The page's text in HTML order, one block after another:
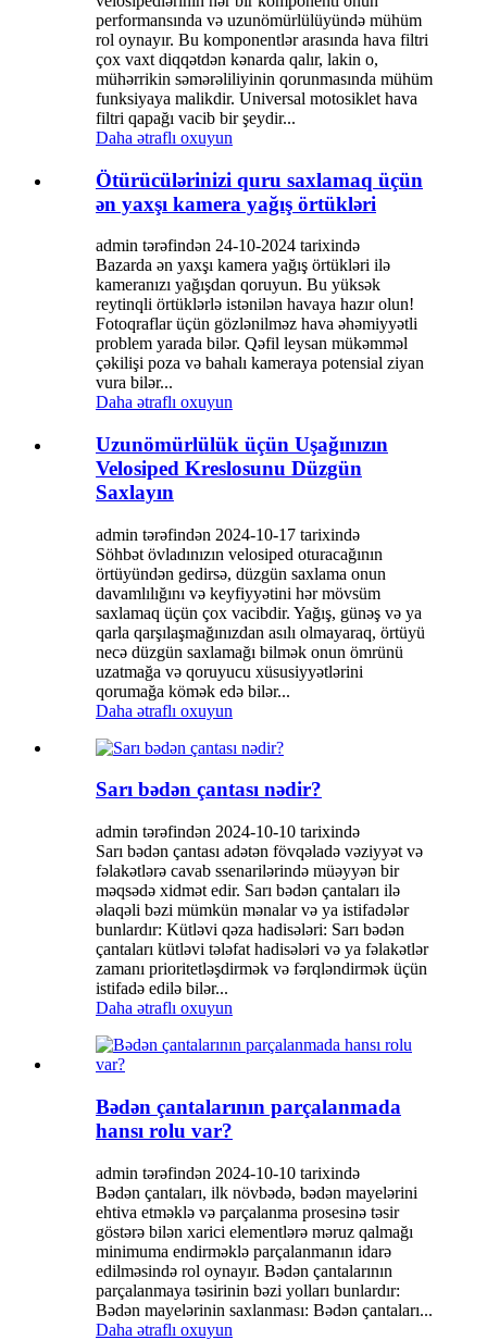
performansında və uzunömürlülüyündə mühüm
rol oynayır. Bu komponentlər arasında hava filtri
çox vaxt diqqətdən kənarda qalır, lakin o,
mühərrikin səmərəliliyinin qorunmasında mühüm
funksiyaya malikdir. Universal motosiklet hava
filtri qapağı vacib bir şeydir...
Daha ətraflı oxuyun
Ötürücülərinizi quru saxlamaq üçün
ən yaxşı kamera yağış örtükləri
admin tərəfindən 24-10-2024 tarixində
Bazarda ən yaxşı kamera yağış örtükləri ilə
kameranızı yağışdan qoruyun. Bu yüksək
reytinqli örtüklərlə istənilən havaya hazır olun!
Fotoqraflar üçün gözlənilməz hava əhəmiyyətli
problem yarada bilər. Qəfil leysan mükəmməl
çəkilişi poza və bahalı kameraya potensial ziyan
vura bilər...
Daha ətraflı oxuyun
Uzunömürlülük üçün Uşağınızın
Velosiped Kreslosunu Düzgün
Saxlayın
admin tərəfindən 2024-10-17 tarixində
Söhbət övladınızın velosiped oturacağının
örtüyündən gedirsə, düzgün saxlama onun
davamlılığını və keyfiyyətini hər mövsüm
saxlamaq üçün çox vacibdir. Yağış, günəş və ya
qarla qarşılaşmağınızdan asılı olmayaraq, örtüyü
necə düzgün saxlamağı bilmək onun ömrünü
uzatmağa və qoruyucu xüsusiyyətlərini
qorumağa kömək edə bilər...
Daha ətraflı oxuyun
Sarı bədən çantası nədir?
admin tərəfindən 2024-10-10 tarixində
Sarı bədən çantası adətən fövqəladə vəziyyət və
fəlakətlərə cavab ssenarilərində müəyyən bir
məqsədə xidmət edir. Sarı bədən çantaları ilə
əlaqəli bəzi mümkün mənalar və ya istifadələr
bunlardır: Kütləvi qəza hadisələri: Sarı bədən
çantaları kütləvi tələfat hadisələri və ya fəlakətlər
zamanı prioritetləşdirmək və fərqləndirmək üçün
istifadə edilə bilər...
Daha ətraflı oxuyun
Bədən çantalarının parçalanmada
hansı rolu var?
admin tərəfindən 2024-10-10 tarixində
Bədən çantaları, ilk növbədə, bədən mayelərini
ehtiva etməklə və parçalanma prosesinə təsir
göstərə bilən xarici elementlərə məruz qalmağı
minimuma endirməklə parçalanmanın idarə
edilməsində rol oynayır. Bədən çantalarının
parçalanmaya təsirinin bəzi yolları bunlardır:
Bədən mayelərinin saxlanması: Bədən çantaları...
Daha ətraflı oxuyun